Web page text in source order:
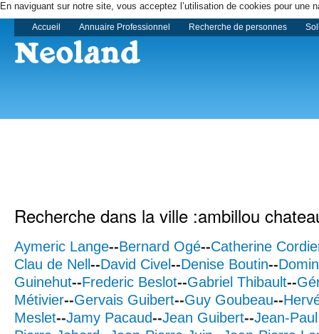
En naviguant sur notre site, vous acceptez l’utilisation de cookies pour
Accueil Annuaire Professionnel Recherche de personnes
Recherche dans la ville :ambillou
Aymeric Lange--Bernard Ogé--Catherine
Clau de Nell--David Civel--Denise Boutin--
Guinehut--Frederic Beslot--Gabriel Thibault--
Métivier--Gervais Guibert--Guy Goubeau--
Meslet--Jamy Pacaud--Jean Guibert--Jean-